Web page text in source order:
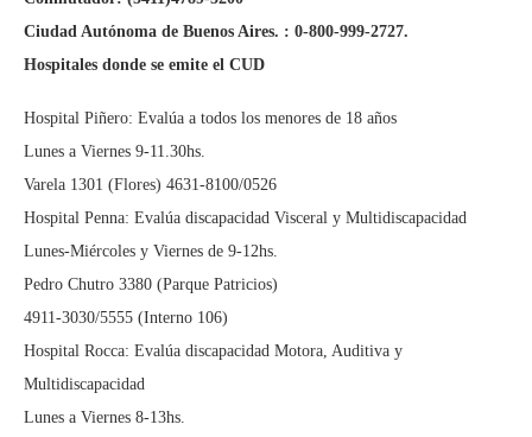
Ciudad Autónoma de Buenos Aires. : 0-800-999-2727.
Hospitales donde se emite el CUD
Hospital Piñero: Evalúa a todos los menores de 18 años
Lunes a Viernes 9-11.30hs.
Varela 1301 (Flores) 4631-8100/0526
Hospital Penna: Evalúa discapacidad Visceral y Multidiscapacidad
Lunes-Miércoles y Viernes de 9-12hs.
Pedro Chutro 3380 (Parque Patricios)
4911-3030/5555 (Interno 106)
Hospital Rocca: Evalúa discapacidad Motora, Auditiva y
Multidiscapacidad
Lunes a Viernes 8-13hs.